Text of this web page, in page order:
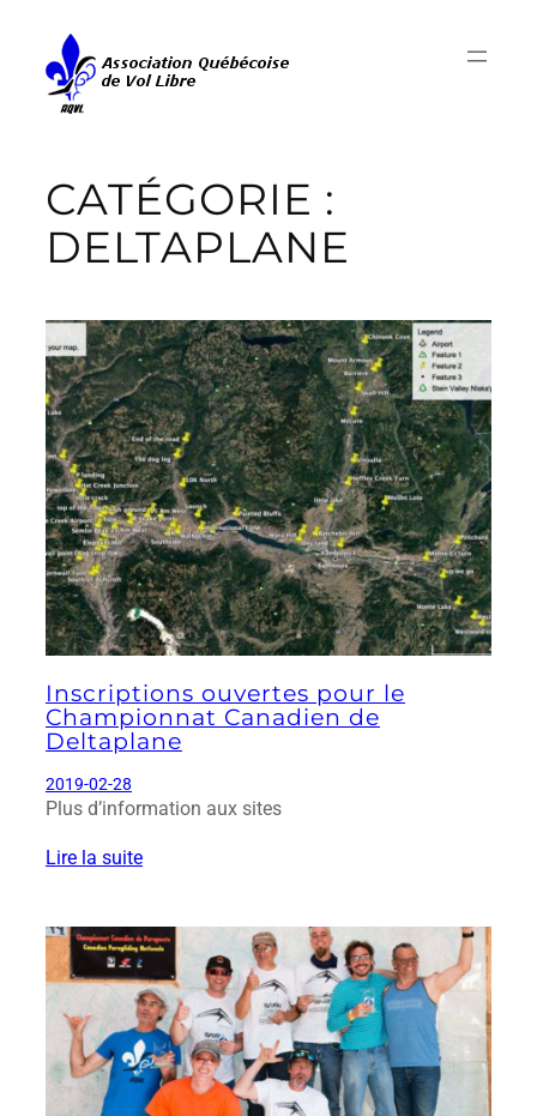
contenu
CATÉGORIE :
DELTAPLANE
Inscriptions ouvertes pour le
Championnat Canadien de
Deltaplane
2019-02-28
Plus d’information aux sites
Lire la suite